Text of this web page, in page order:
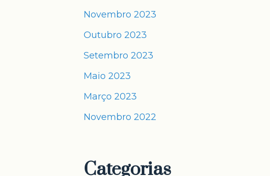
Novembro 2023
Outubro 2023
Setembro 2023
Maio 2023
Março 2023
Novembro 2022
Categorias